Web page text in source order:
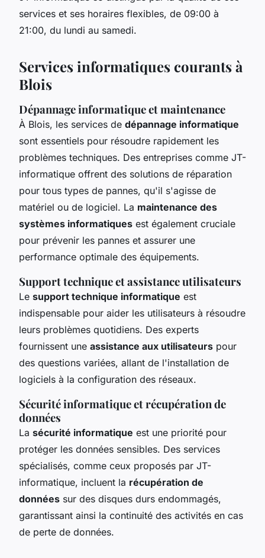
services et ses horaires flexibles, de 09:00 à
21:00, du lundi au samedi.
Services informatiques courants à
Blois
Dépannage informatique et maintenance
À Blois, les services de dépannage informatique
sont essentiels pour résoudre rapidement les
problèmes techniques. Des entreprises comme JT-
informatique offrent des solutions de réparation
pour tous types de pannes, qu'il s'agisse de
matériel ou de logiciel. La maintenance des
systèmes informatiques est également cruciale
pour prévenir les pannes et assurer une
performance optimale des équipements.
Support technique et assistance utilisateurs
Le support technique informatique est
indispensable pour aider les utilisateurs à résoudre
leurs problèmes quotidiens. Des experts
fournissent une assistance aux utilisateurs pour
des questions variées, allant de l'installation de
logiciels à la configuration des réseaux.
Sécurité informatique et récupération de
données
La sécurité informatique est une priorité pour
protéger les données sensibles. Des services
spécialisés, comme ceux proposés par JT-
informatique, incluent la récupération de
données sur des disques durs endommagés,
garantissant ainsi la continuité des activités en cas
de perte de données.